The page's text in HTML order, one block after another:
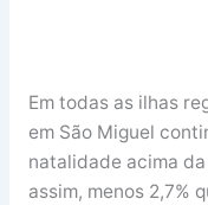
Em todas as ilhas
em São Miguel
natalidade acima da
assim, menos 2,7%